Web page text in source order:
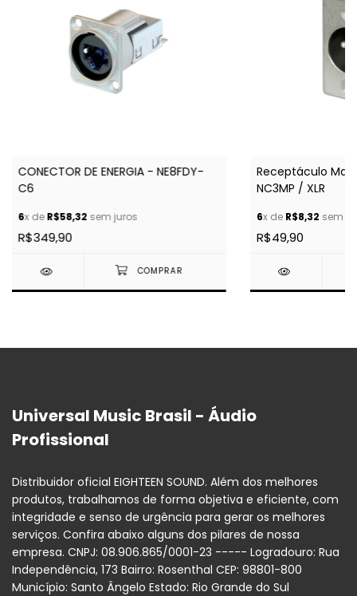
CONECTOR DE ENERGIA - NE8FDY-
C6
6x deR$58,32 sem juros
R$349,90
Receptáculo
NC3MP / XLR
6x de R$8,32 sem
R$49,90
Universal Music Brasil - Áudio
Profissional
Distribuidor oficial EIGHTEEN SOUND. Além dos melhores
produtos, trabalhamos de forma objetiva e eficiente, com
integridade e senso de urgência para gerar os melhores
serviços. Confira abaixo alguns dos pilares de nossa
empresa. CNPJ: 08.906.865/0001-23 ----- Logradouro: Rua
Independência, 173 Bairro: Rosenthal CEP: 98801-800
Município: Santo Ângelo Estado: Rio Grande do Sul